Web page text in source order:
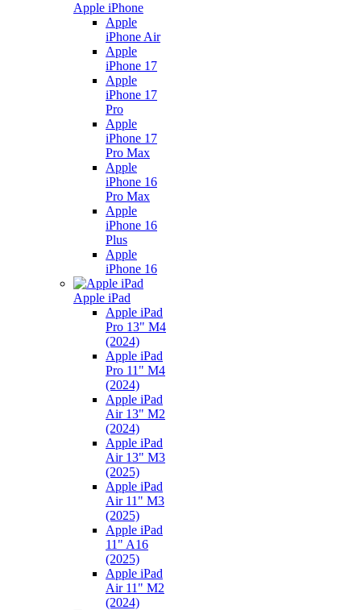
Apple iPhone
Apple
iPhone Air
Apple
iPhone 17
Apple
iPhone 17
Pro
Apple
iPhone 17
Pro Max
Apple
iPhone 16
Pro Max
Apple
iPhone 16
Plus
Apple
iPhone 16
Apple iPad
Apple iPad
Pro 13" M4
(2024)
Apple iPad
Pro 11" M4
(2024)
Apple iPad
Air 13" M2
(2024)
Apple iPad
Air 13" M3
(2025)
Apple iPad
Air 11" M3
(2025)
Apple iPad
11" A16
(2025)
Apple iPad
Air 11" M2
(2024)